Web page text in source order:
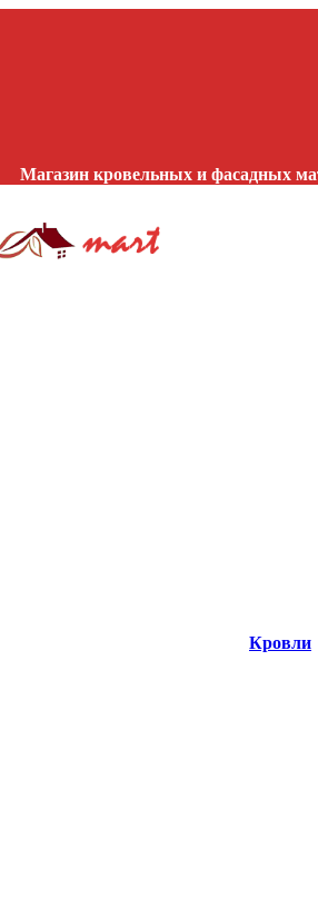
Магазин кровельных и фасадных
Кровли